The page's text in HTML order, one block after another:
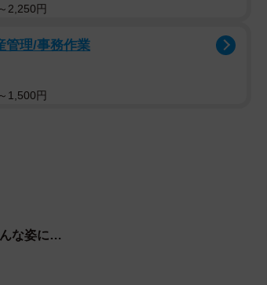
2,250円
管理/事務作業
1,500円
んな姿に…